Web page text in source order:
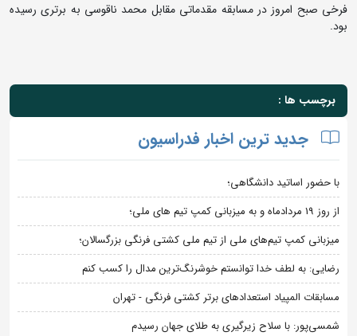
فرخی صبح امروز در مسابقه مقدماتی مقابل محمد ناقوسی به برتری رسیده
بود.
برچسب ها :
جدید ترین اخبار فدراسیون
با حضور اساتید دانشگاهی؛
از روز 19 مردادماه و به میزبانی کمپ تیم های ملی؛
میزبانی کمپ تیم‌های ملی از تیم ملی کشتی فرنگی بزرگسالان؛
رضایی: به لطف خدا توانستم خوشرنگ‌ترین مدال را کسب کنم
مسابقات المپیاد استعدادهای برتر کشتی فرنگی - تهران
شمسی‌پور: با سلاح زیرگیری به طلای جهان رسیدم